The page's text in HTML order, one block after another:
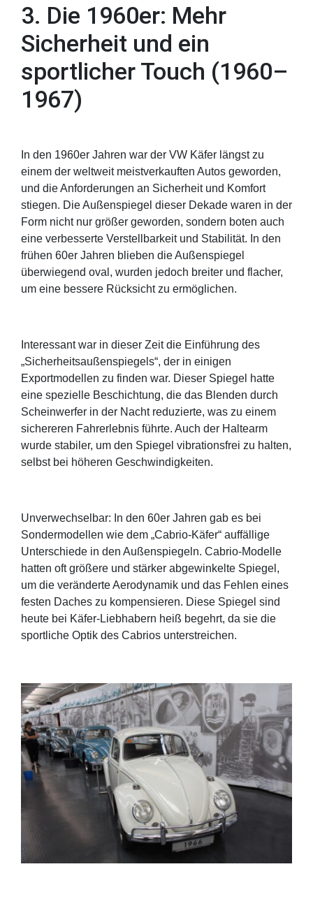
3. Die 1960er: Mehr
Sicherheit und ein
sportlicher Touch (1960–
1967)
In den 1960er Jahren war der VW Käfer längst zu
einem der weltweit meistverkauften Autos geworden,
und die Anforderungen an Sicherheit und Komfort
stiegen. Die Außenspiegel dieser Dekade waren in der
Form nicht nur größer geworden, sondern boten auch
eine verbesserte Verstellbarkeit und Stabilität. In den
frühen 60er Jahren blieben die Außenspiegel
überwiegend oval, wurden jedoch breiter und flacher,
um eine bessere Rücksicht zu ermöglichen.
Interessant war in dieser Zeit die Einführung des
„Sicherheitsaußenspiegels“, der in einigen
Exportmodellen zu finden war. Dieser Spiegel hatte
eine spezielle Beschichtung, die das Blenden durch
Scheinwerfer in der Nacht reduzierte, was zu einem
sichereren Fahrerlebnis führte. Auch der Haltearm
wurde stabiler, um den Spiegel vibrationsfrei zu halten,
selbst bei höheren Geschwindigkeiten.
Unverwechselbar: In den 60er Jahren gab es bei
Sondermodellen wie dem „Cabrio-Käfer“ auffällige
Unterschiede in den Außenspiegeln. Cabrio-Modelle
hatten oft größere und stärker abgewinkelte Spiegel,
um die veränderte Aerodynamik und das Fehlen eines
festen Daches zu kompensieren. Diese Spiegel sind
heute bei Käfer-Liebhabern heiß begehrt, da sie die
sportliche Optik des Cabrios unterstreichen.